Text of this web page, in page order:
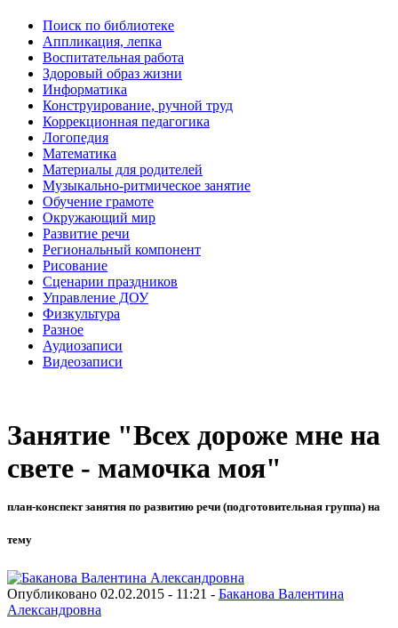
Поиск по библиотеке
Аппликация, лепка
Воспитательная работа
Здоровый образ жизни
Информатика
Конструирование, ручной труд
Коррекционная педагогика
Логопедия
Математика
Материалы для родителей
Музыкально-ритмическое занятие
Обучение грамоте
Окружающий мир
Развитие речи
Региональный компонент
Рисование
Сценарии праздников
Управление ДОУ
Физкультура
Разное
Аудиозаписи
Видеозаписи
Занятие "Всех дороже мне на
свете - мамочка моя"
план-конспект занятия по развитию речи (подготовительная группа) на
тему
Опубликовано 02.02.2015 - 11:21 - Баканова Валентина
Александровна